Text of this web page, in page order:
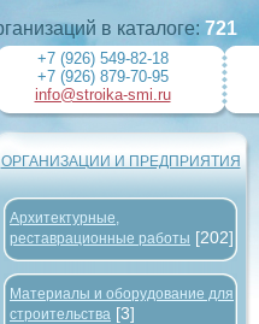
в каталоге: 721
+7 (926) 549-82-18
+7 (926) 879-70-95
info@stroika-smi.ru
ОРГАНИЗАЦИИ И ПРЕДПРИЯТИЯ
Архитектурные,
реставрационные работы [202]
Материалы и оборудование для
строительства [3]